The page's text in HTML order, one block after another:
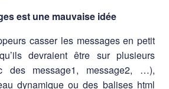
est une mauvaise idée
casser les messages en petit
devraient être sur plusieurs
des message1, message2, …),
dynamique ou des balises html